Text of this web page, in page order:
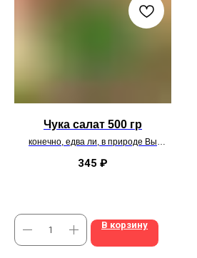
Чука салат 500 гр
конечно, едва ли, в природе Вы
но с ореховым соусом
345 ₽
В корзину